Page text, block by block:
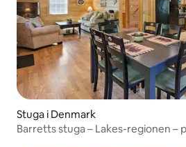
Stuga i Denmark
Barretts stuga – Lakes-regionen –